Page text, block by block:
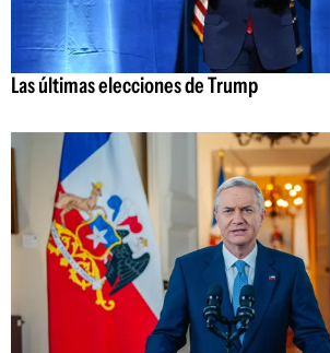
Las últimas elecciones de Trump